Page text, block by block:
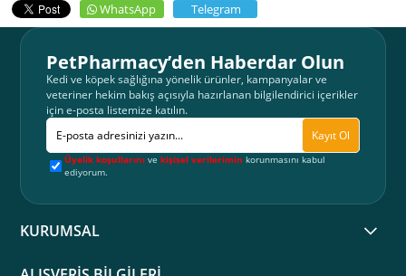
WhatsApp Telegram
PetPharmacy’den Haberdar Olun
Kedi ve köpek sağlığına yönelik ürünler, kampanyalar ve
veteriner hekim bakış açısıyla hazırlanan bilgilendirici içerikler
için e-posta listemize katılın.
Kayıt Ol
Üyelik koşullarınıve kişisel verilerimin korunmasını kabul
ediyorum.
KURUMSAL